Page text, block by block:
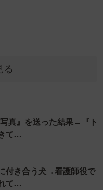
る
真』を送った結果→『ト
て…
付き合う犬→看護師役で
て…